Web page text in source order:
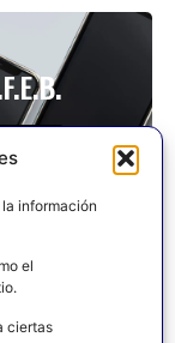
información
el
ciertas